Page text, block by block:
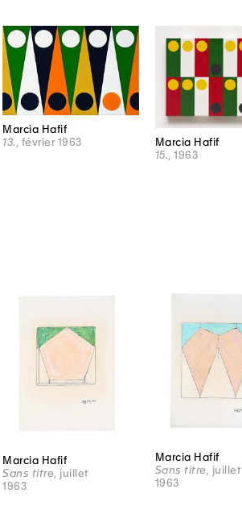
Marcia Hafif
13. , février 1963
Marcia Hafif
15. , 1963
Marcia Hafif
Sans titre , juillet
1963
Marcia Hafif
Sans titre
, juillet
1963